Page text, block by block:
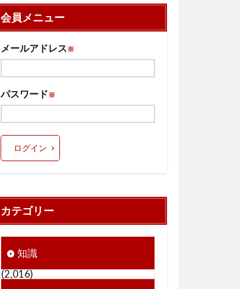
会員メニュー
メールアドレス※
パスワード※
ログイン
カテゴリー
知識
(2,016)